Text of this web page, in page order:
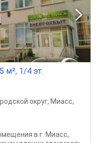
м², 1/4 эт.
округ, Миасс,
в г. Миасс,